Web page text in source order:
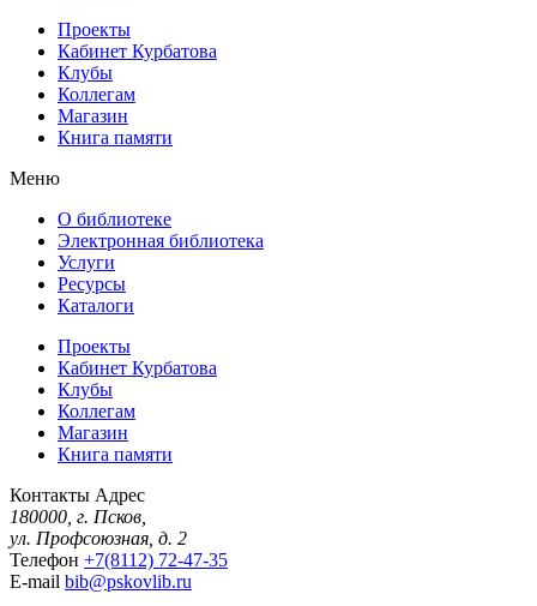
Проекты
Кабинет Курбатова
Клубы
Коллегам
Магазин
Книга памяти
Меню
О библиотеке
Электронная библиотека
Услуги
Ресурсы
Каталоги
Проекты
Кабинет Курбатова
Клубы
Коллегам
Магазин
Книга памяти
Контакты Адрес
180000, г. Псков,
ул. Профсоюзная, д. 2
Телефон +7(8112) 72-47-35
E-mail bib@pskovlib.ru